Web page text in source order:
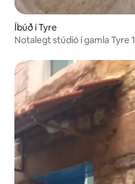
Íbúð í Tyre
Notalegt stúdíó í gamla Tyre 1